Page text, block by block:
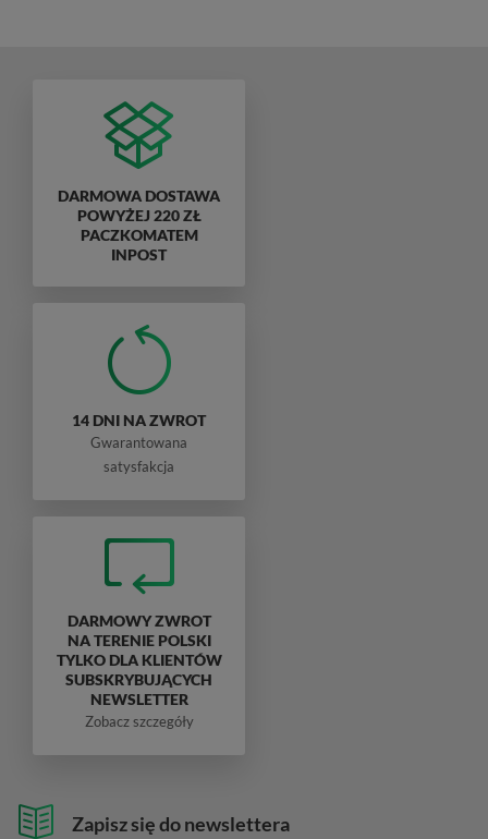
Zapisz się do newslettera
DARMOWA DOSTAWA
POWYŻEJ 220 ZŁ
PACZKOMATEM
INPOST
14 DNI NA ZWROT
Gwarantowana
satysfakcja
DARMOWY ZWROT
NA TERENIE POLSKI
TYLKO DLA KLIENTÓW
SUBSKRYBUJĄCYCH
NEWSLETTER
Zobacz szczegóły